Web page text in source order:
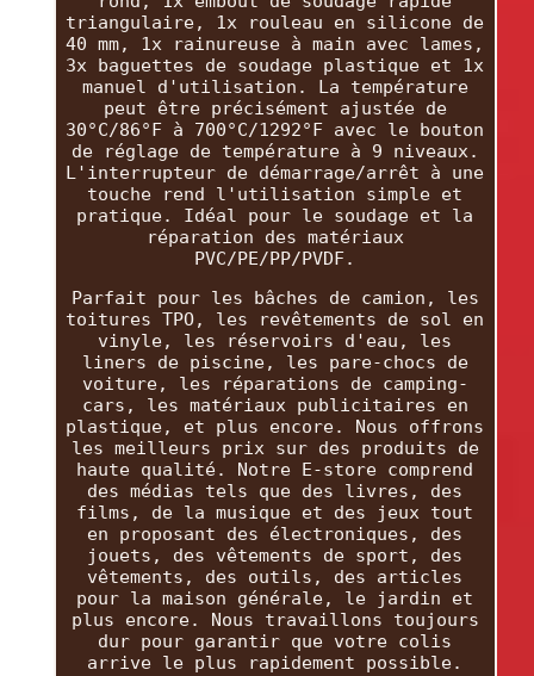
triangulaire, 1x rouleau en silicone de
40 mm, 1x rainureuse à main avec lames,
3x baguettes de soudage plastique et 1x
manuel d'utilisation. La température
peut être précisément ajustée de
30°C/86°F à 700°C/1292°F avec le bouton
de réglage de température à 9 niveaux.
L'interrupteur de démarrage/arrêt à une
touche rend l'utilisation simple et
pratique. Idéal pour le soudage et la
réparation des matériaux
PVC/PE/PP/PVDF.
Parfait pour les bâches de camion, les
toitures TPO, les revêtements de sol en
vinyle, les réservoirs d'eau, les
liners de piscine, les pare-chocs de
voiture, les réparations de camping-
cars, les matériaux publicitaires en
plastique, et plus encore. Nous offrons
les meilleurs prix sur des produits de
haute qualité. Notre E-store comprend
des médias tels que des livres, des
films, de la musique et des jeux tout
en proposant des électroniques, des
jouets, des vêtements de sport, des
vêtements, des outils, des articles
pour la maison générale, le jardin et
plus encore. Nous travaillons toujours
dur pour garantir que votre colis
arrive le plus rapidement possible.